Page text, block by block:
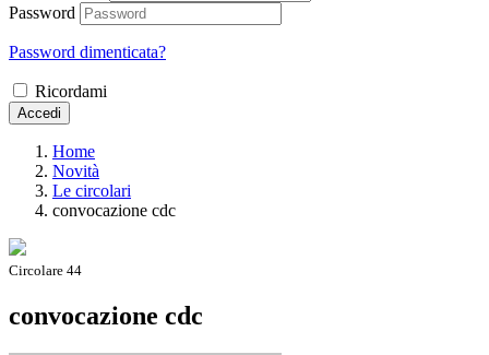
Password
Password dimenticata?
Ricordami
Accedi
Home
Novità
Le circolari
convocazione cdc
Circolare 44
convocazione cdc